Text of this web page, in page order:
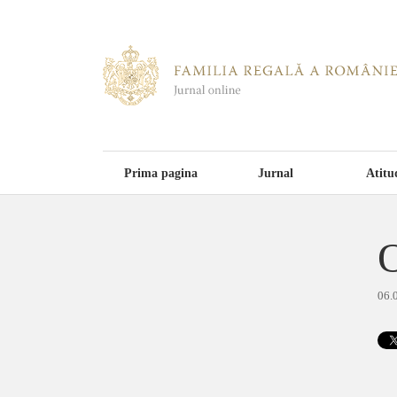
Prima pagina Jurnal